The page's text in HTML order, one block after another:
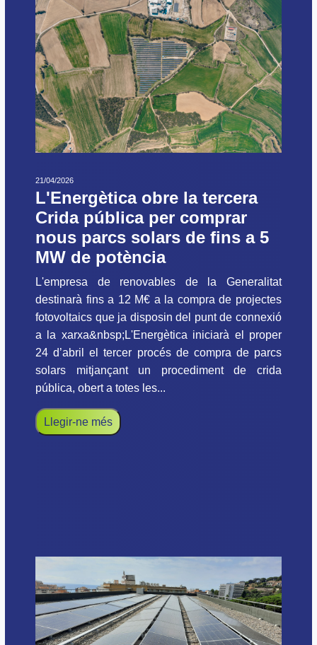
21/04/2026
L'Energètica obre la tercera
Crida pública per comprar
nous parcs solars de fins a 5
MW de potència
L'empresa de renovables de la Generalitat
destinarà fins a 12 M€ a la compra de projectes
fotovoltaics que ja disposin del punt de connexió
a la xarxa&nbsp;L'Energètica iniciarà el proper
24 d’abril el tercer procés de compra de parcs
solars mitjançant un procediment de crida
pública, obert a totes les...
Llegir-ne més